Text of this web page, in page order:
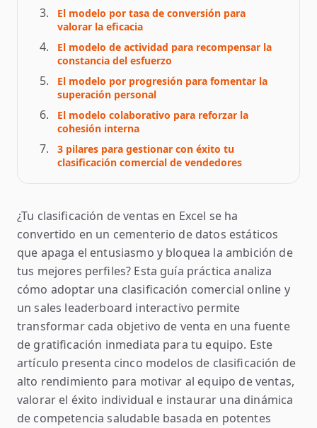
El modelo por tasa de conversión para
valorar la eficacia
El modelo de actividad para recompensar la
constancia del esfuerzo
El modelo por progresión para fomentar la
superación personal
El modelo colaborativo para reforzar la
cohesión interna
3 pilares para gestionar con éxito tu
clasificación comercial de vendedores
¿Tu clasificación de ventas en Excel se ha
convertido en un cementerio de datos estáticos
que apaga el entusiasmo y bloquea la ambición de
tus mejores perfiles? Esta guía práctica analiza
cómo adoptar una clasificación comercial online y
un sales leaderboard interactivo permite
transformar cada objetivo de venta en una fuente
de gratificación inmediata para tu equipo. Este
artículo presenta cinco modelos de clasificación de
alto rendimiento para motivar al equipo de ventas,
valorar el éxito individual e instaurar una dinámica
de competencia saludable basada en potentes